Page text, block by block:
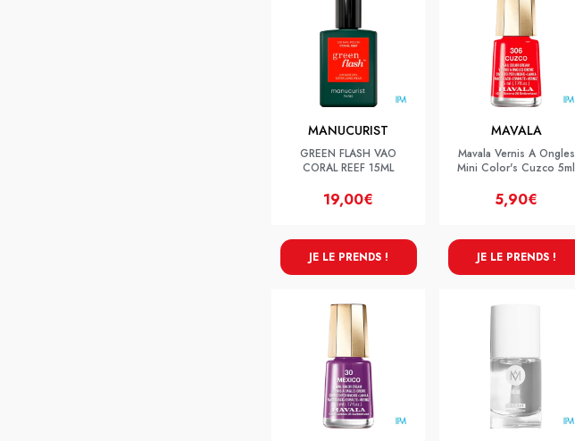
MANUCURIST
GREEN FLASH VAO
CORAL REEF 15ML
19,00€
JE LE PRENDS !
MAVALA
Mavala Vernis A Ongles
Mini Color's Cuzco 5ml
5,90€
JE LE PRENDS !